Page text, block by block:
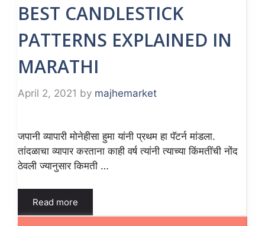
BEST CANDLESTICK
PATTERNS EXPLAINED IN
MARATHI
April 2, 2021 by majhemarket
जपानी व्यापारी मोनेहीसा हुमा यांनी प्रथम हा पॅटर्न मांडला.
तांदळाचा व्यापार करताना काही वर्ष त्यांनी त्याच्या किंमतींची नोंद
ठेवली ज्यानुसार किमती …
Read more